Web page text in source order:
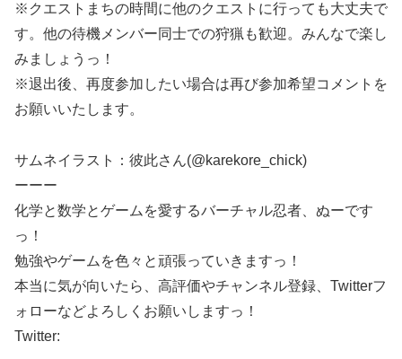
※クエストまちの時間に他のクエストに行っても大丈夫で
す。他の待機メンバー同士での狩猟も歓迎。みんなで楽し
みましょうっ！
※退出後、再度参加したい場合は再び参加希望コメントを
お願いいたします。
サムネイラスト：彼此さん(@karekore_chick)
ーーー
化学と数学とゲームを愛するバーチャル忍者、ぬーです
っ！
勉強やゲームを色々と頑張っていきますっ！
本当に気が向いたら、高評価やチャンネル登録、Twitterフ
ォローなどよろしくお願いしますっ！
Twitter: